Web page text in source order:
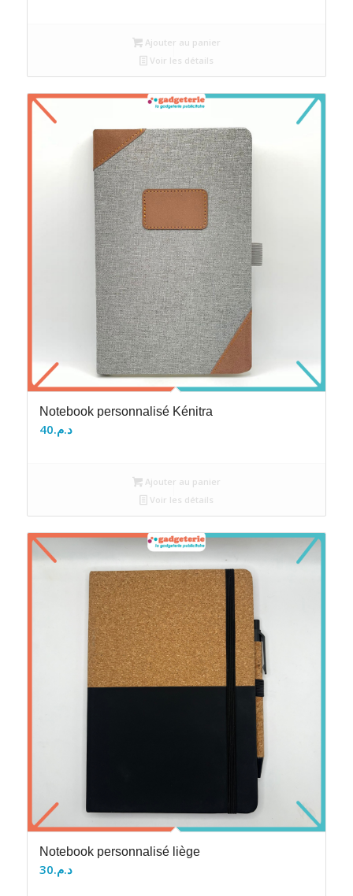
Ajouter au panier
Voir les détails
Notebook personnalisé Kénitra
د.م.40
Ajouter au panier
Voir les détails
Notebook personnalisé liège
د.م.30